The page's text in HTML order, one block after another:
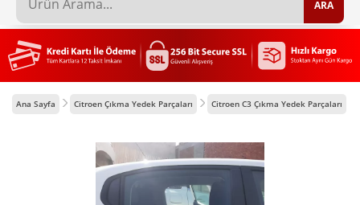
ARA
Ana Sayfa Citroen Çıkma Yedek Parçaları Citroen C3 Çıkma Yedek Parçaları